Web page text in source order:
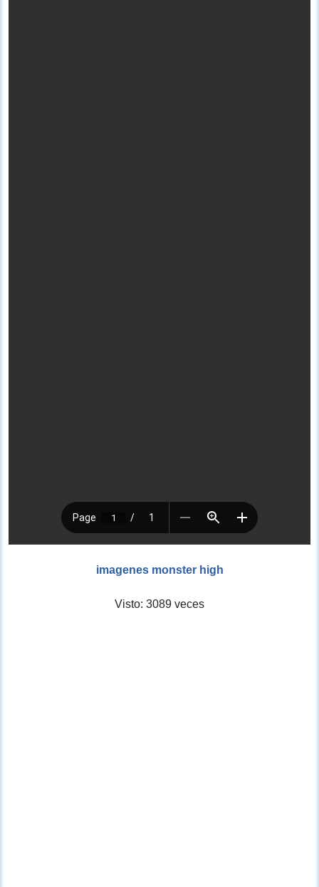
imagenes monster high
Visto: 3089 veces